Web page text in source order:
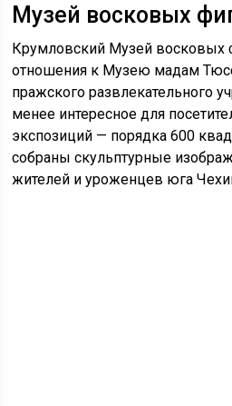
Музей восковых
Крумловский Музей восковых
отношения к Музею мадам
пражского развлекательного
менее интересное для
экспозиций — порядка 600
собраны скульптурные
жителей и уроженцев юга